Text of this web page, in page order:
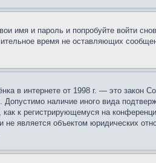
имя и пароль и попробуйте войти
время не оставляющих
в интернете от 1998 г. — это
наличие иного вида
к регистрирующемуся на
является объектом юридических